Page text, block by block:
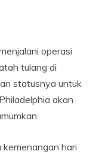
operasi
tulang di
statusnya untuk
akan
hari